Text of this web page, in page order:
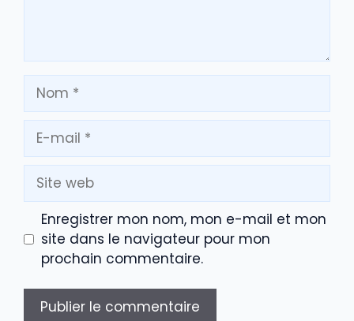
Nom
mail
Site
web
Enregistrer mon nom, mon e-mail et mon
site dans le navigateur pour mon
prochain commentaire.